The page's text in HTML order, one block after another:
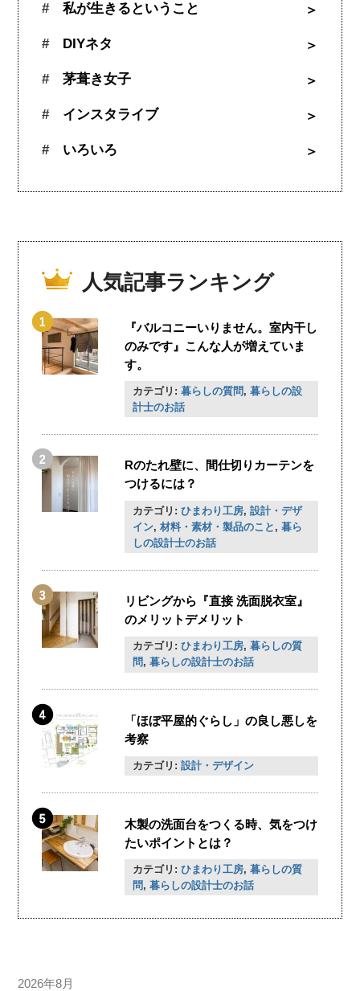
私が生きるということ
DIYネタ
茅葺き女子
インスタライブ
いろいろ
人気記事ランキング
『バルコニーいりません。室内干し
のみです』こんな人が増えていま
す。
カテゴリ: 暮らしの質問, 暮らしの設
計士のお話
Rのたれ壁に、間仕切りカーテンを
つけるには？
カテゴリ: ひまわり工房, 設計・デザ
イン, 材料・素材・製品のこと , 暮ら
しの設計士のお話
リビングから『直接 洗面脱衣室』
のメリットデメリット
カテゴリ: ひまわり工房, 暮らしの質
問, 暮らしの設計士のお話
「ほぼ平屋的ぐらし」の良し悪しを
考察
カテゴリ: 設計・デザイン
木製の洗面台をつくる時、気をつけ
たいポイントとは？
カテゴリ: ひまわり工房, 暮らしの質
問, 暮らしの設計士のお話
2026年8月